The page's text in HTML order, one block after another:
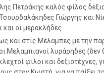
Πετράκης καλός φίλος
Γιώργης και
οι μερακλήδες.
και στις Μέλαμπες με την
Μελαμπιανοί λυράρηδες (δεν
φίλοι και δεξιοτέχνες,